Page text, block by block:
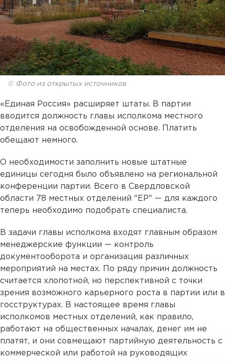
© Фото из открытых источников
«Единая Россия» расширяет штаты. В партии
вводится должность главы исполкома местного
отделения на освобожденной основе. Платить
обещают немного.
О необходимости заполнить новые штатные
единицы сегодня было объявлено на региональной
конференции партии. Всего в Свердловской
области 78 местных отделений "ЕР" — для каждого
теперь необходимо подобрать специалиста.
В задачи главы исполкома входят главным образом
менеджерские функции — контроль
документооборота и организация различных
мероприятий на местах. По ряду причин должность
считается хлопотной, но перспективной с точки
зрения возможного карьерного роста в партии или в
госструктурах. В настоящее время главы
исполкомов местных отделений, как правило,
работают на общественных началах, денег им не
платят, и они совмещают партийную деятельность с
коммерческой или работой на руководящих